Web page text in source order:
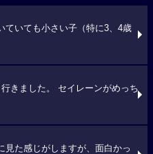
ていても小さい子（特に3、4歳
きました。 セイレーンがめっち
た感じがしますが、面白かっ